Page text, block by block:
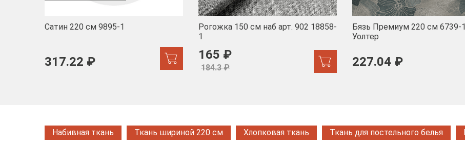
Сатин 220 см 9895-1
317.22 ₽
Рогожка 150 см наб арт. 902 18858-
1
165 ₽
184.3 ₽
Бязь Премиум 220 см 6739-1
Уолтер
227.04 ₽
Набивная ткань Ткань шириной 220 см Хлопковая ткань Ткань для постельного белья